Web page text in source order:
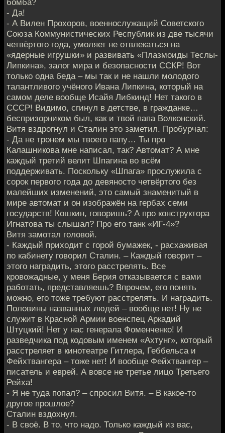
бомба?
- Да!
- А Вилен Прохоров, военнослужащий Советского
Союза Коммунистических Республик из две тысячи
четвёртого года, умоляет не отвлекаться на
«ядерные игрушки» и развивать «Плазмоиды Теслы-
Липкина», залог мира и безопасности ССКР! Вот
только одна беда – мы так и не нашли молодого
талантливого учёного Ивана Липкина, который на
самом деле вообще Исайя Либкинд! Нет такого в
СССР! Видимо, сгинул в детстве, в гражданке…
беспризорником был, как и твой папа Волконский.
Витя вздрогнул и Сталин это заметил. Пробурчал:
- Да не тронем мы твоего папу… Ты про
Калашникова мне написал, так? Автомат? А мне
каждый третий велит Шпагина во всём
поддерживать. Поскольку «Шпага» прослужила с
сорок первого года до девяносто четвёртого без
малейших изменений, это самый знаменитый в
мире автомат и он изображён на гербах семи
государств! Кошкин, говоришь? А про конструктора
Игнатова ты слышал? Про его танк «ИГ-4»?
Витя замотал головой.
- Каждый приходит с горой бумажек, - расхаживая
по кабинету говорил Сталин. – Каждый говорит –
этого наградить, этого расстрелять. Все
кровожадные, у меня Берия отказывается с вами
работать, представляешь? Впрочем, его понять
можно, его тоже требуют расстрелять. И наградить.
Половины названных людей – вообще нет! Ну не
служит в Красной Армии военспец Аркадий
Штуцкий! Нет у нас генерала Фоменченко! И
разведчика под кодовым именем «Ахтунг», который
расстреляет в кинотеатре Гитлера, Геббельса и
Фейхтвангера – тоже нет! И вообще Фейхтвангер –
писатель и еврей. А вовсе не третье лицо Третьего
Рейха!
- Я не туда попал? – спросил Витя. – В какое-то
другое прошлое?
Сталин вздохнул.
- В своё. В то, что надо. Только каждый из вас,